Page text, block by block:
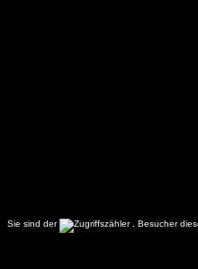
Sie sind der . Besucher